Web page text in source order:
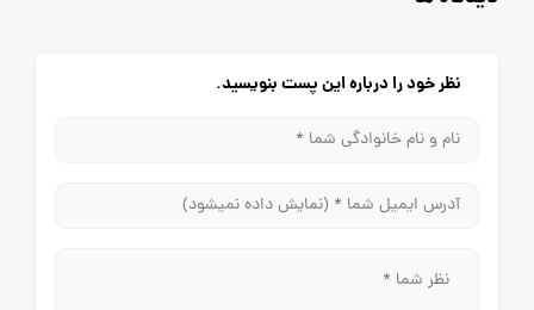
نظر خود را درباره این پست بنویسید.